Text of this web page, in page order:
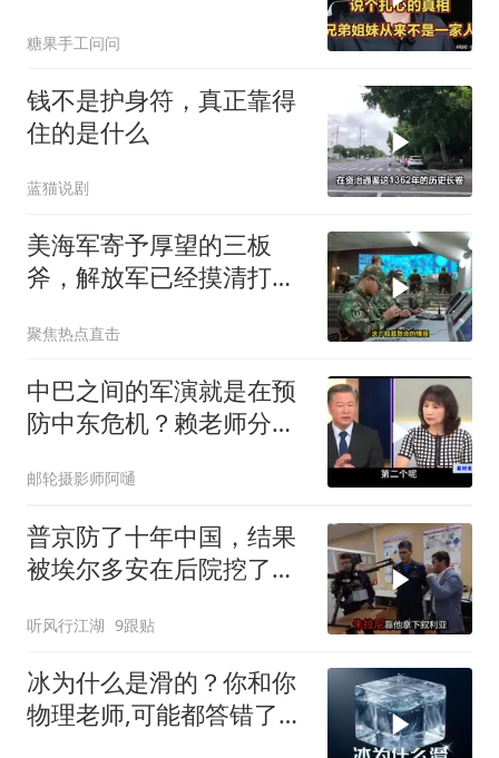
糖果手工问问
钱不是护身符，真正靠得
住的是什么
蓝猫说剧
美海军寄予厚望的三板
斧，解放军已经摸清打
聚焦热点直击
中巴之间的军演就是在预
防中东危机？赖老师分析
邮轮摄影师阿嗵
普京防了十年中国，结果
被埃尔多安在后院挖了墙
听风行江湖 9跟贴
冰为什么是滑的？你和你
物理老师,可能都答错了